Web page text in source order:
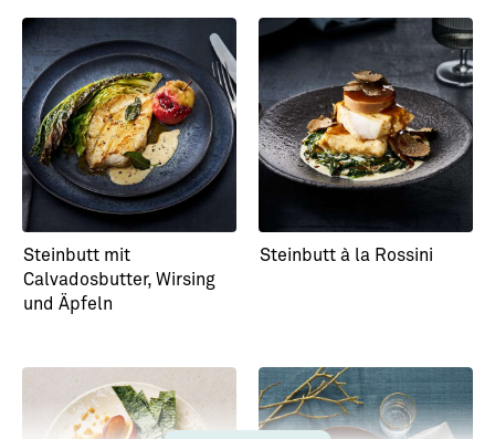
Steinbutt mit
Calvadosbutter, Wirsing
und Äpfeln
Steinbutt à la Rossini